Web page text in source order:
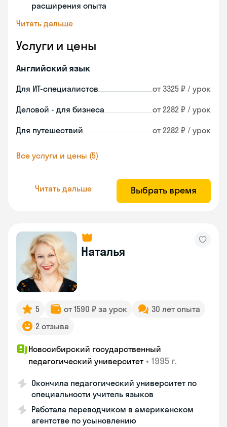
расширения опыта
Читать дальше
Услуги и цены
Английский язык
Для ИТ-специалистов от 3325 ₽ / урок
Деловой - для бизнеса от 2282 ₽ / урок
Для путешествий от 2282 ₽ / урок
Все услуги и цены (5)
Читать дальше Выбрать время
Наталья
5 от 1590 ₽ за урок
30 лет опыта
2 отзыва
Новосибирский государственный
педагогический университет • 1995 г.
Окончила педагогический университет по
специальности учитель языков
Работала переводчиком в американском
агентстве по усыновлению